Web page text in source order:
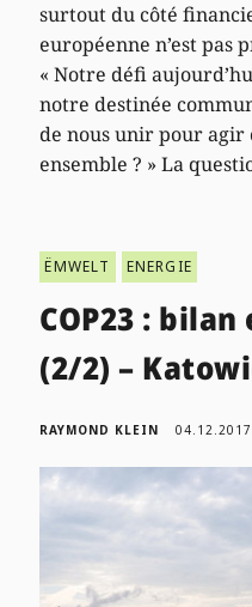
surtout du côté
européenne n’est pas
« Notre défi
notre destinée
de nous unir pour agir
ensemble ? » La
ËMWELT ENERGIE
COP23 :
(2/2) –
RAYMOND KLEIN 04.12.2017